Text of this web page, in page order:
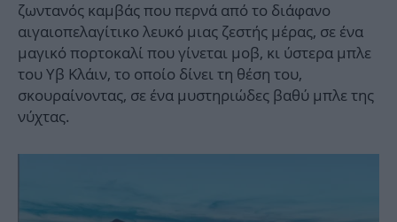
ζωντανός καμβάς που περνά από το διάφανο
αιγαιοπελαγίτικο λευκό μιας ζεστής μέρας, σε ένα
μαγικό πορτοκαλί που γίνεται μοβ, κι ύστερα μπλε
του Υβ Κλάιν, το οποίο δίνει τη θέση του,
σκουραίνοντας, σε ένα μυστηριώδες βαθύ μπλε της
νύχτας.